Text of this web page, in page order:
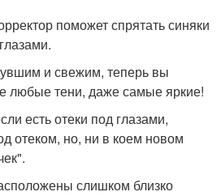
поможет спрятать синяки
и свежим, теперь вы
любые тени, даже самые яркие!
есть отеки под глазами,
отеком, но, ни в коем новом
слишком близко